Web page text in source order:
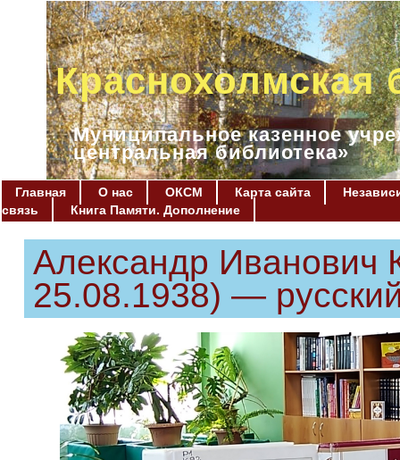
Краснохолмская
Муниципальное казенное
центральная библиотека»
Главная О нас ОКСМ Карта сайта
связь
Книга Памяти. Дополнение
Александр Иванович
25.08.1938) —